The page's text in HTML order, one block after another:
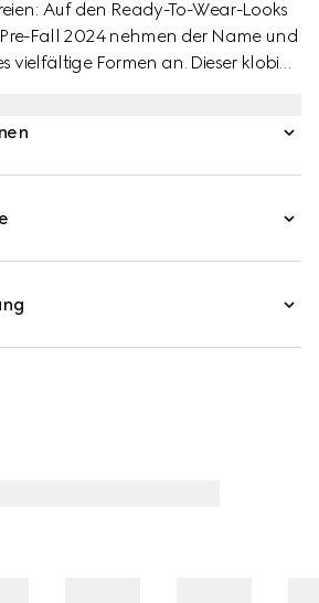
Auf den Ready-To-Wear-Looks
Fall 2024 nehmen der Name und
vielfältige Formen an. Dieser klobige
Gucci Vintage-Logo.